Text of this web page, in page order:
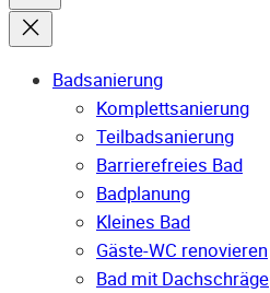
Badsanierung
Komplettsanierung
Teilbadsanierung
Barrierefreies Bad
Badplanung
Kleines Bad
Gäste-WC renovieren
Bad mit Dachschräge